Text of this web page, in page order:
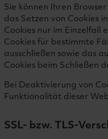
Sie können Ihren
das Setzen von Cookies
Cookies nur im Einzelfall
Cookies für bestimmte
ausschließen sowie das
Cookies beim Schließen
Bei Deaktivierung von
Funktionalität dieser
SSL- bzw. TLS-